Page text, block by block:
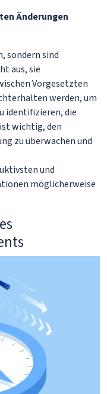
Änderungen
sondern sind
aus, sie
Vorgesetzten
werden, um
identifizieren, die
wichtig, den
zu überwachen und
und
möglicherweise